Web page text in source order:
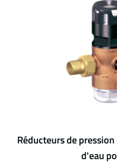
Réducteurs de
d'eau